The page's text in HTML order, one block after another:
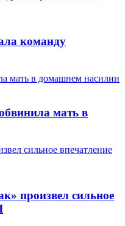
команду
мать в домашнем насилии
мать в
сильное впечатление
произвел сильное